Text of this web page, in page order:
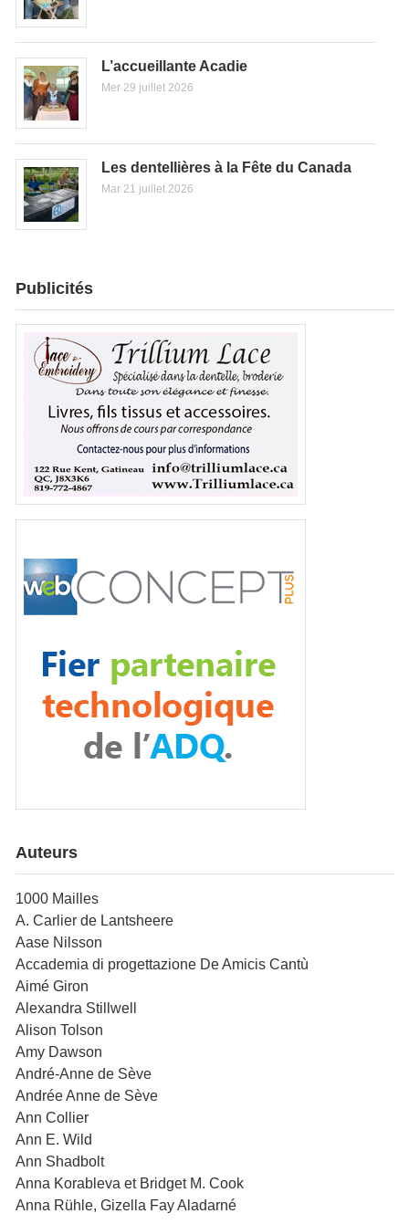
L’accueillante Acadie
Mer 29 juillet 2026
Les dentellières à la Fête du Canada
Mar 21 juillet 2026
Publicités
Auteurs
1000 Mailles
A. Carlier de Lantsheere
Aase Nilsson
Accademia di progettazione De Amicis Cantù
Aimé Giron
Alexandra Stillwell
Alison Tolson
Amy Dawson
André-Anne de Sève
Andrée Anne de Sève
Ann Collier
Ann E. Wild
Ann Shadbolt
Anna Korableva et Bridget M. Cook
Anna Rühle, Gizella Fay Aladarné